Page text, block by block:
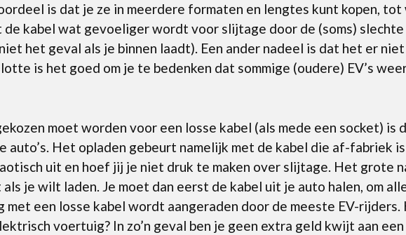
is dat je ze in meerdere formaten en lengtes kunt kopen, tot
kabel wat gevoeliger wordt voor slijtage door de (soms)
het geval als je binnen laadt). Een ander nadeel is dat het er
is het goed om je te bedenken dat sommige (oudere) EV’s
moet worden voor een losse kabel (als mede een socket)
auto’s. Het opladen gebeurt namelijk met de kabel die af-fabriek
uit en hoef jij je niet druk te maken over slijtage. Het grote
je wilt laden. Je moet dan eerst de kabel uit je auto halen, om
met een losse kabel wordt aangeraden door de meeste EV-rijders.
voertuig? In zo’n geval ben je geen extra geld kwijt aan